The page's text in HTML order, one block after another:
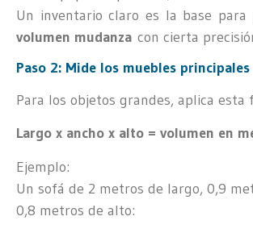
Un inventario claro es la base para
volumen mudanza con cierta
Paso 2: Mide los muebles principales
Para los objetos grandes, aplica esta
Largo x ancho x alto = volumen en
Ejemplo:
Un sofá de 2 metros de largo, 0,9
0,8 metros de alto: